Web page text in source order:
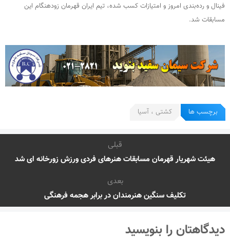
فینال و رده‌بندی امروز و امتیازات کسب شده، تیم ایران قهرمان زودهنگام این
مسابقات شد.
برچسب ها کشتی ، آسیا
قبلی
هیئت شهریار قهرمان مسابقات هنرهای فردی ورزش زورخانه ای شد
بعدی
تکلیف سنگین هنرمندان در برابر هجمه فرهنگی
دیدگاهتان را بنویسید